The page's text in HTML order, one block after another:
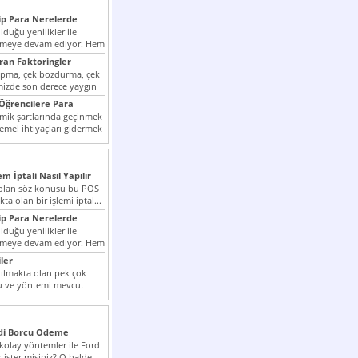
Para Nerelerde
yenilikler ile
devam ediyor. Hem
arttırmak hem...
Faktoringler
çek bozdurma, çek
son derece yaygın
Para
şartlarında geçinmek
ihtiyaçları gidermek
olmak...
İptali Nasıl Yapılır
söz konusu bu POS
olan bir işlemi iptal...
Para Nerelerde
yenilikler ile
devam ediyor. Hem
arttırmak hem...
olan pek çok
ve yöntemi mevcut
bunlar...
Borcu Ödeme
yöntemler ile Ford